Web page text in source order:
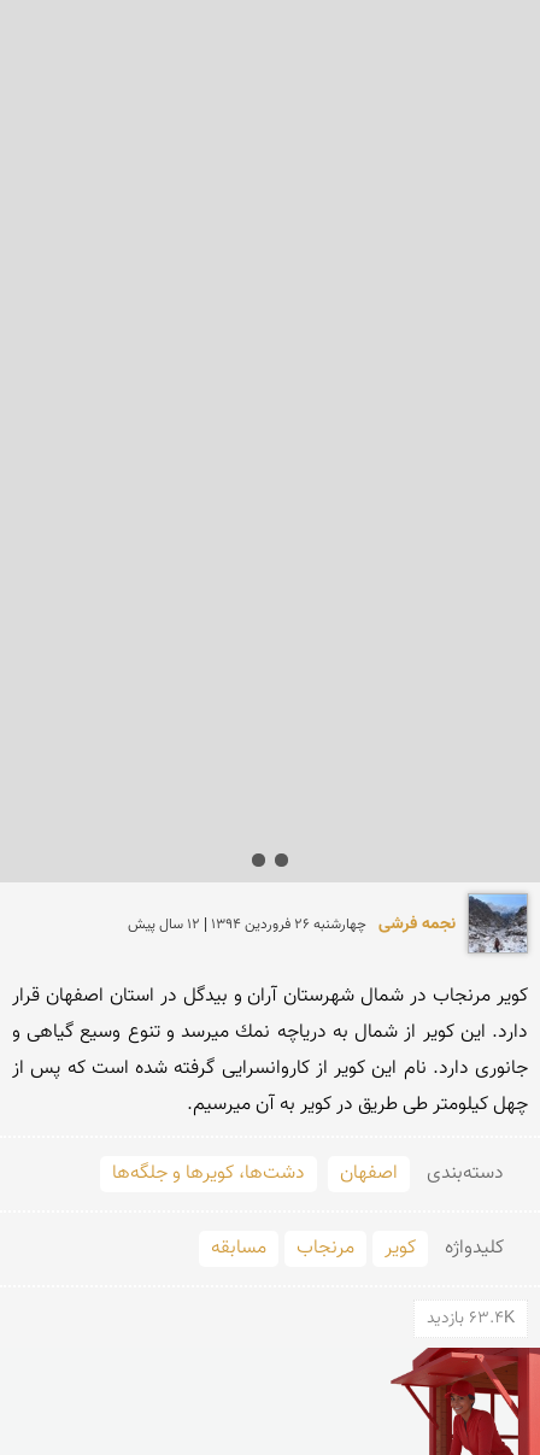
نجمه فرشی چهارشنبه 26 فروردين 1394 | 12 سال پیش
چهل كیلومتر طی طریق در كویر به آن میرسیم.
دسته‌بندی اصفهان دشت‌ها، کویرها و جلگه‌ها
کلید‌واژه كویر مرنجاب مسابقه
63.4K بازدید